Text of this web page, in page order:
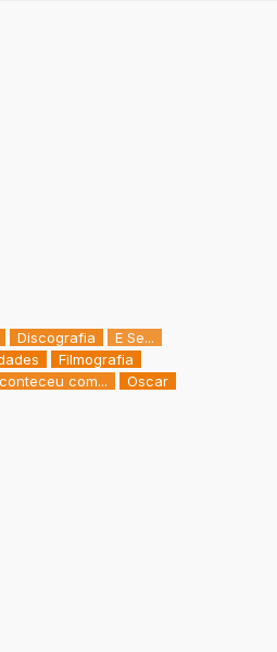
Discografia
E Se...
Filmografia
com...
Oscar